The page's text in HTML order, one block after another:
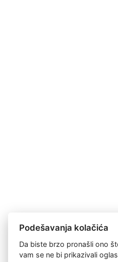
Podešavanja kolačića
Da biste brzo pronašli ono
vam se ne bi prikazivali